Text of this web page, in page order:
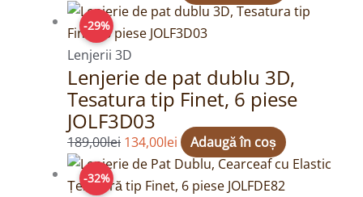
-29%
Lenjerii 3D
Lenjerie de pat dublu 3D,
Tesatura tip Finet, 6 piese
JOLF3D03
189,00lei
Prețul
inițial
a
fost:
189,00lei.
134,00lei
Prețul
curent
134,00lei.
Adaugă în coș
-32%
Prețul
inițial
Prețul
curent